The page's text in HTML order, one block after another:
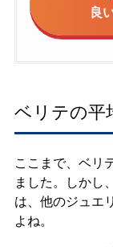
良
ベリテの平
ここまで、ベリ
ました。しかし
は、他のジュエ
よね。